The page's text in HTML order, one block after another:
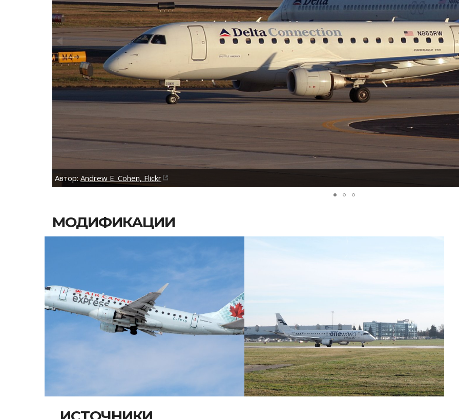
Автор:Andrew E. Cohen, Flickr
МОДИФИКАЦИИ